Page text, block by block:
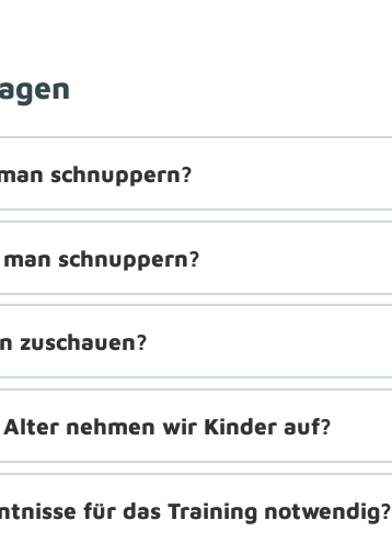
schnuppern?
schnuppern?
zuschauen?
nehmen wir Kinder auf?
für das Training notwendig?